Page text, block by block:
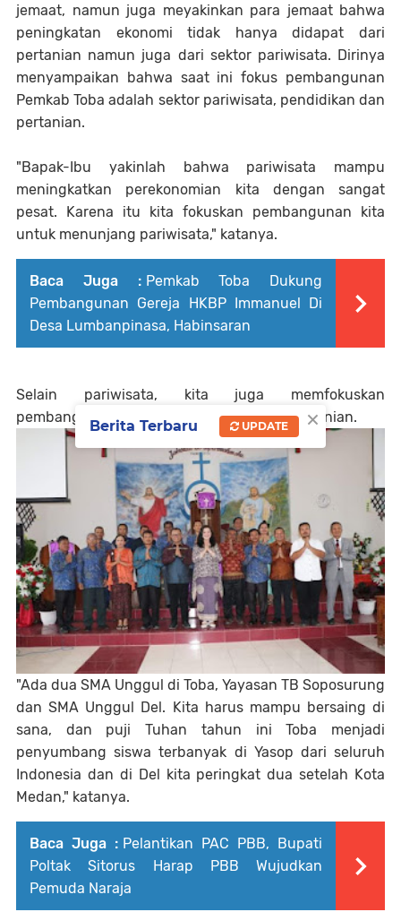
jemaat, namun juga meyakinkan para jemaat bahwa
peningkatan ekonomi tidak hanya didapat dari
pertanian namun juga dari sektor pariwisata. Dirinya
menyampaikan bahwa saat ini fokus pembangunan
Pemkab Toba adalah sektor pariwisata, pendidikan dan
pertanian.
"Bapak-Ibu yakinlah bahwa pariwisata mampu
meningkatkan perekonomian kita dengan sangat
pesat. Karena itu kita fokuskan pembangunan kita
untuk menunjang pariwisata," katanya.
Baca Juga : Pemkab Toba Dukung
Pembangunan Gereja HKBP Immanuel Di
Desa Lumbanpinasa, Habinsaran
Selain pariwisata, kita juga memfokuskan
pembangunan di sektor pendidikan dan pertanian.
"Ada dua SMA Unggul di Toba, Yayasan TB Soposurung
dan SMA Unggul Del. Kita harus mampu bersaing di
sana, dan puji Tuhan tahun ini Toba menjadi
penyumbang siswa terbanyak di Yasop dari seluruh
Indonesia dan di Del kita peringkat dua setelah Kota
Medan," katanya.
Baca Juga : Pelantikan PAC PBB, Bupati
Poltak Sitorus Harap PBB Wujudkan
Pemuda Naraja
×
Berita Terbaru UPDATE